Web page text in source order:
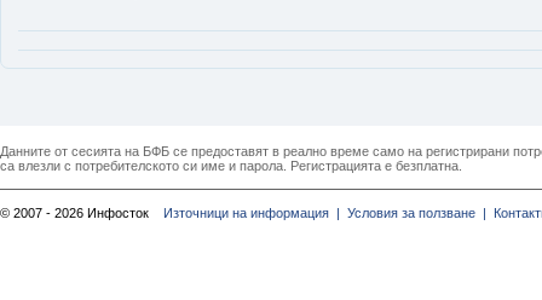
Данните от сесията на БФБ се предоставят в реално време само на регистрирани
са влезли с потребителското си име и парола. Регистрацията е безплатна.
© 2007 - 2026 Инфосток Източници на информация | Условия за ползване |